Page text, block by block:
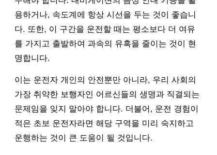
용하거나, 속도계에 항상 시선을 두는 것이 좋습니
다. 또한, 이 구간을 운전할 때는 평소보다 더 여유
를 가지고 출발하여 과속의 유혹을 줄이는 것이 현
명합니다.
이는 운전자 개인의 안전뿐만 아니라, 우리 사회의
가장 취약한 보행자인 어르신들의 생명과 직결되는
문제임을 잊지 말아야 합니다. 더불어, 운전 경험이
적은 초보 운전자라면 해당 구역을 미리 숙지하고
운행하는 것이 큰 도움이 될 것입니다.